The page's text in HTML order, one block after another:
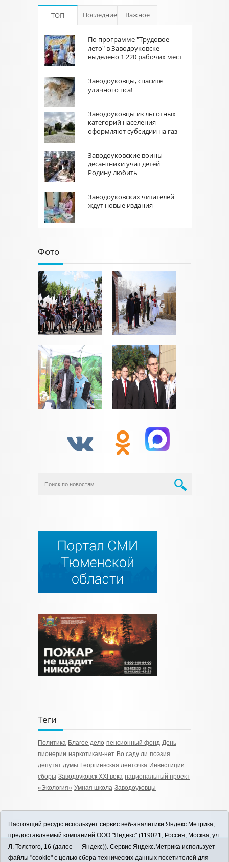
ТОП Последние Важное
По программе "Трудовое
лето" в Заводоуковске
выделено 1 220 рабочих мест
Заводоуковцы, спасите
уличного пса!
Заводоуковцы из льготных
категорий населения
оформляют субсидии на газ
Заводоуковские воины-
десантники учат детей
Родину любить
Заводоуковских читателей
ждут новые издания
Фото
Теги
Политика Благое дело пенсионный фонд День
пионерии наркотикам-нет Во саду ли поэзия
депутат думы Георгиевская ленточка Инвестиции
сборы Заводоуковск ХХI века национальный проект
«Экология» Умная школа Заводоуковцы
12+
Настоящий ресурс использует сервис веб-аналитики Яндекс.Метрика,
предоставляемый компанией ООО "Яндекс" (119021, Россия, Москва, ул.
Л. Толстого, 16 (далее — Яндекс)). Сервис Яндекс.Метрика использует
файлы "cookie" с целью сбора технических данных посетителей для